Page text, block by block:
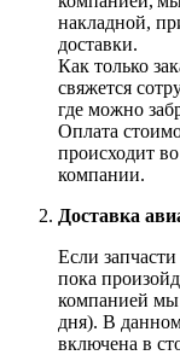
накладной,
доставки.
Как только
свяжется
где можно
Оплата
происходит
компании.
Доставка
Если
пока
компанией мы
дня). В данном
включена в